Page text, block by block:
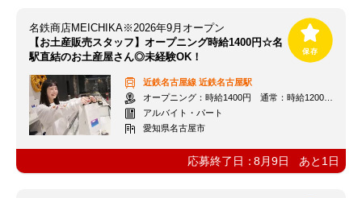
名鉄商店MEICHIKA※2026年9月オープン
【お土産販売スタッフ】オープニング時給1400円☆名
駅直結のお土産屋さん◎未経験OK！
近鉄名古屋線 近鉄名古屋駅
オープニング：時給1400円 通常：時給1200円～＋交通費全額支給
アルバイト・パート
愛知県名古屋市
応募終了日：8月9日 あと 1 日